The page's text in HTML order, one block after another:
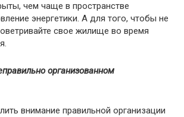
чем чаще в пространстве
энергетики. А для того, чтобы не
свое жилище во время
организованном
внимание правильной организации